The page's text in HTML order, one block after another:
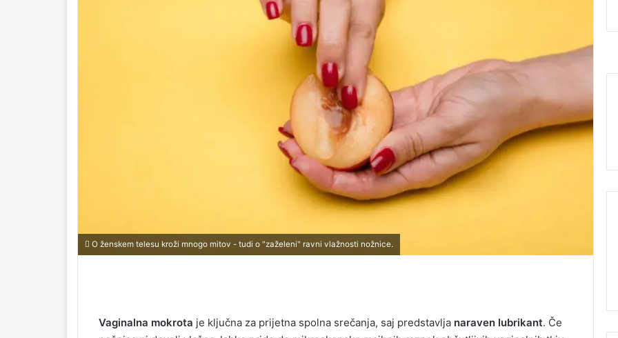
O ženskem telesu kroži mnogo mitov - tudi o "zaželeni" ravni vlažnosti nožnice.
Vaginalna mokrota je ključna za prijetna spolna srečanja, saj predstavlja naraven lubrikant. Če